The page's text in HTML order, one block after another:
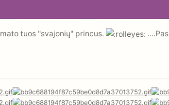
tuos "svajonių" princus.